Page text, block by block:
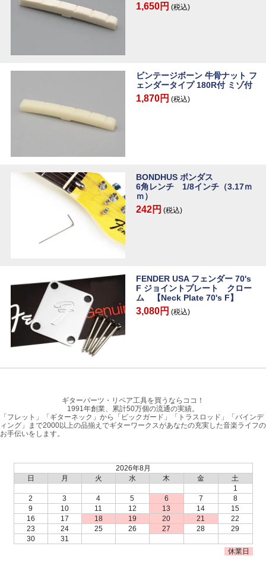
1,650円 (税込)
ビンテージボーン 牛骨ナット フ
ェンダータイプ 180R付 ミゾ付
1,870円 (税込)
BONDHUS ボンダス
6角レンチ 1/8インチ（3.17ｍ
ｍ）
242円 (税込)
FENDER USA フェンダー 70's
F ジョイントプレート クロー
ム 【Neck Plate 70's F】
3,080円 (税込)
ギターパーツ・リペア工具を買うならココ！
1991年創業、累計50万個の流通の実績。
「フレット」「ギターネック」から「ピックガード」「トラスロッド」「バインデ
ィング」まで2000以上の品揃えでギターワークスがあなたの充実した音楽ライフの
お手伝いをします。
2026年8月
日
月 火 水 木 金
土
1
2
3 4 5 6 7
8
9
10 11 12 13 14
15
16
17 18 19 20 21
22
23
24 25 26 27 28
29
30
31
休業日